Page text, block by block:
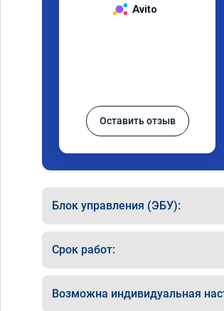
Avito
Оставить отзыв
Блок управления (ЭБУ):
Срок работ:
Возможна индивидуальная